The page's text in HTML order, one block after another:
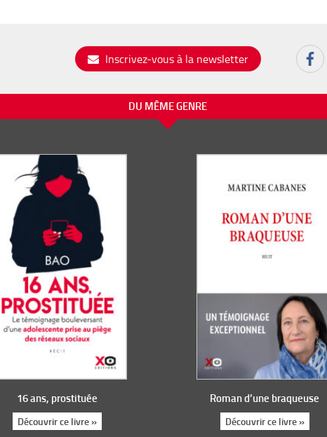
Inscrivez-vous à la newsletter
DU MÊME GENRE
16 ans, prostituée
Découvrir ce livre »
Roman d’une braqueuse
Découvrir ce livre »